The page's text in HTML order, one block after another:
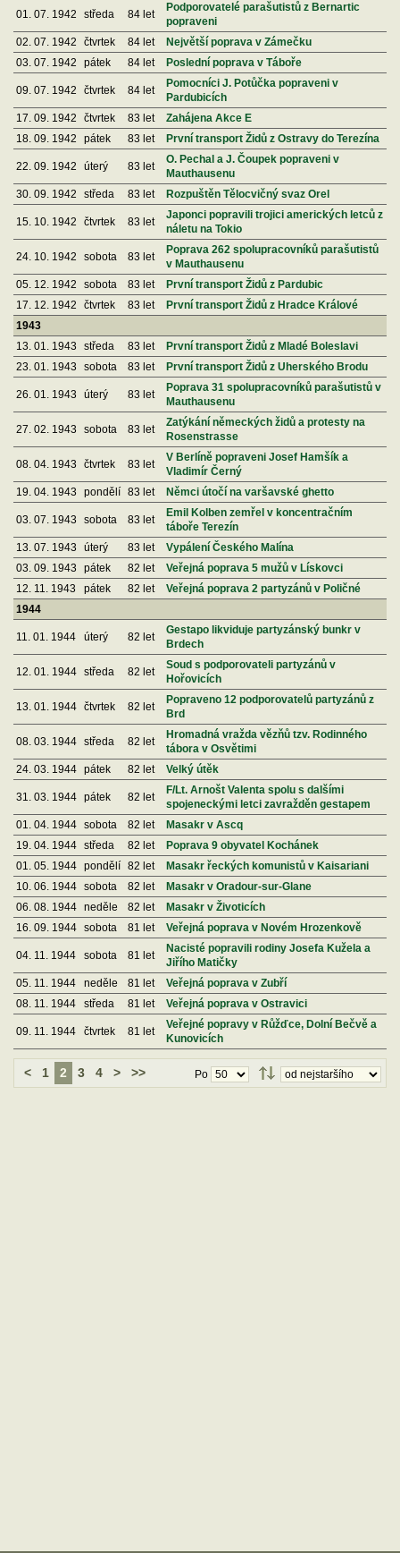
01. 07. 1942 středa 84 let
Podporovatelé parašutistů z Bernartic
popraveni
02. 07. 1942
čtvrtek 84 let
Největší poprava v Zámečku
03. 07. 1942
pátek 84 let Poslední poprava v Táboře
09. 07. 1942 čtvrtek 84 let
Pomocníci J. Potůčka popraveni v
Pardubicích
17. 09. 1942
čtvrtek 83 let
Zahájena Akce E
18. 09. 1942
pátek 83 let První transport Židů z Ostravy do Terezína
22. 09. 1942 úterý 83 let
O. Pechal a J. Čoupek popraveni v
Mauthausenu
30. 09. 1942
středa 83 let Rozpuštěn Tělocvičný svaz Orel
15. 10. 1942 čtvrtek 83 let
Japonci popravili trojici amerických letců z
náletu na Tokio
24. 10. 1942 sobota 83 let
Poprava 262 spolupracovníků parašutistů
v Mauthausenu
05. 12. 1942
sobota 83 let
První transport Židů z Pardubic
17. 12. 1942
čtvrtek 83 let
První transport Židů z Hradce Králové
1943
13. 01. 1943
středa 83 let
První transport Židů z Mladé Boleslavi
23. 01. 1943
sobota 83 let První transport Židů z Uherského Brodu
26. 01. 1943 úterý 83 let
Poprava 31 spolupracovníků parašutistů v
Mauthausenu
27. 02. 1943 sobota 83 let
Zatýkání německých židů a protesty na
Rosenstrasse
08. 04. 1943 čtvrtek 83 let
V Berlíně popraveni Josef Hamšík a
Vladimír Černý
19. 04. 1943
pondělí 83 let Němci útočí na varšavské ghetto
03. 07. 1943 sobota 83 let
Emil Kolben zemřel v koncentračním
táboře Terezín
13. 07. 1943
úterý 83 let
Vypálení Českého Malína
03. 09. 1943
pátek 82 let
Veřejná poprava 5 mužů v Lískovci
12. 11. 1943
pátek 82 let
Veřejná poprava 2 partyzánů v Poličné
1944
11. 01. 1944 úterý 82 let
Gestapo likviduje partyzánský bunkr v
Brdech
12. 01. 1944 středa 82 let
Soud s podporovateli partyzánů v
Hořovicích
13. 01. 1944 čtvrtek 82 let
Popraveno 12 podporovatelů partyzánů z
Brd
08. 03. 1944 středa 82 let
Hromadná vražda vězňů tzv. Rodinného
tábora v Osvětimi
24. 03. 1944 pátek 82 let Velký útěk
31. 03. 1944 pátek 82 let
F/Lt. Arnošt Valenta spolu s dalšími
spojeneckými letci zavražděn gestapem
01. 04. 1944 sobota 82 let
Masakr v Ascq
19. 04. 1944 středa 82 let
Poprava 9 obyvatel Kochánek
01. 05. 1944 pondělí 82 let
Masakr řeckých komunistů v Kaisariani
10. 06. 1944 sobota 82 let
Masakr v Oradour-sur-Glane
06. 08. 1944 neděle 82 let
Masakr v Životicích
16. 09. 1944 sobota 81 let Veřejná poprava v Novém Hrozenkově
04. 11. 1944 sobota 81 let
Nacisté popravili rodiny Josefa Kužela a
Jiřího Matičky
05. 11. 1944
neděle 81 let
Veřejná poprava v Zubří
08. 11. 1944
středa 81 let Veřejná poprava v Ostravici
09. 11. 1944 čtvrtek 81 let
Veřejné popravy v Růžďce, Dolní Bečvě a
Kunovicích
< 1 2 3 4 > >> Po